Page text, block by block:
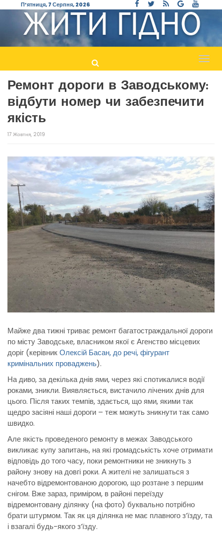
П’ятниця, 7 Серпня, 2026
Ремонт дороги в Заводському:
відбути номер чи забезпечити
якість
17 Жовтня, 2019
Майже два тижні триває ремонт багатостраждальної дороги
по місту Заводське, власником якої є Агенство місцевих
доріг (керівникОлексій Басан, до речі, фігурант
кримінальних проваджень).
На диво, за декілька днів ями, через які спотикалися водії
роками, зникли. Виявляється, вистачило лічених днів для
цього. Після таких темпів, здається, що ями, якими так
щедро засіяні наші дороги – теж можуть зникнути так само
швидко.
Але якість проведеного ремонту в межах Заводського
викликає купу запитань, на які громадськість хоче отримати
відповідь до того часу, поки ремонтники не зникнуть з
району знову на довгі роки. А жителі не залишаться з
начебто відремонтованою дорогою, що розтане з першим
снігом. Вже зараз, приміром, в районі переїзду
відремонтовану ділянку (на фото) буквально потрібно
брати штурмом. Так як ця ділянка не має плавного з’їзду, та
і взагалі будь-якого з’їзду.